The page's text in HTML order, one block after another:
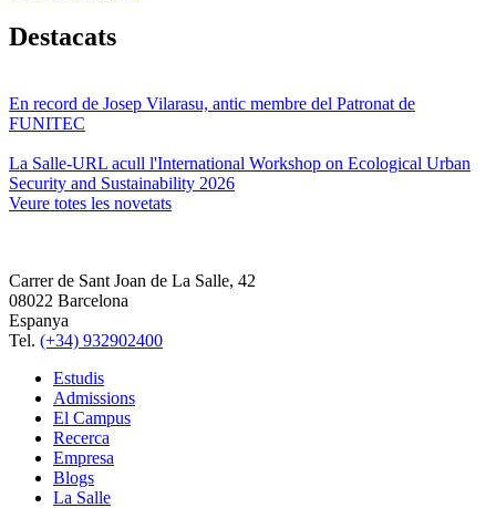
Destacats
En record de Josep Vilarasu, antic membre del Patronat de
FUNITEC
La Salle-URL acull l'International Workshop on Ecological Urban
Security and Sustainability 2026
Veure totes les novetats
Carrer de Sant Joan de La Salle, 42
08022 Barcelona
Espanya
Tel. (+34) 932902400
Estudis
Admissions
El Campus
Recerca
Empresa
Blogs
La Salle